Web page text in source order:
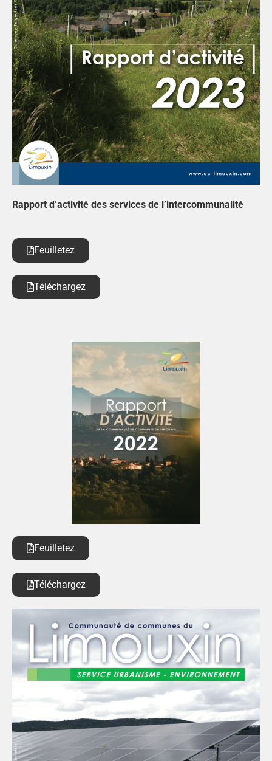
Rapport d’activité des services de l’intercommunalité
Feuilletez
Téléchargez
Feuilletez
Téléchargez